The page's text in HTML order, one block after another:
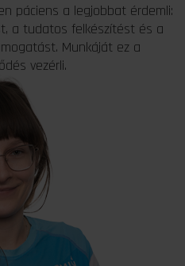
páciens a legjobbat érdemli:
a tudatos felkészítést és a
Munkáját ez a
vezérli.